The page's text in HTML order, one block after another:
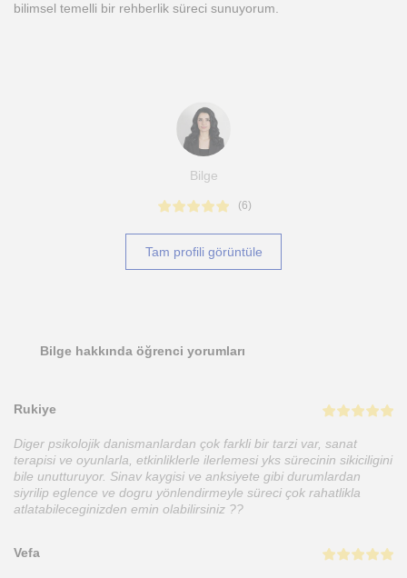
bilimsel temelli bir rehberlik süreci sunuyorum.
Bilge
(6)
Tam profili görüntüle
Bilge hakkında öğrenci yorumları
Rukiye
Diger psikolojik danismanlardan çok farkli bir tarzi var, sanat
terapisi ve oyunlarla, etkinliklerle ilerlemesi yks sürecinin sikiciligini
bile unutturuyor. Sinav kaygisi ve anksiyete gibi durumlardan
siyrilip eglence ve dogru yönlendirmeyle süreci çok rahatlikla
atlatabileceginizden emin olabilirsiniz ??
Vefa